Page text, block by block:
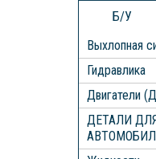
Б/У
Выхлопная
Гидравлика
Двигатели
ДЕТАЛИ